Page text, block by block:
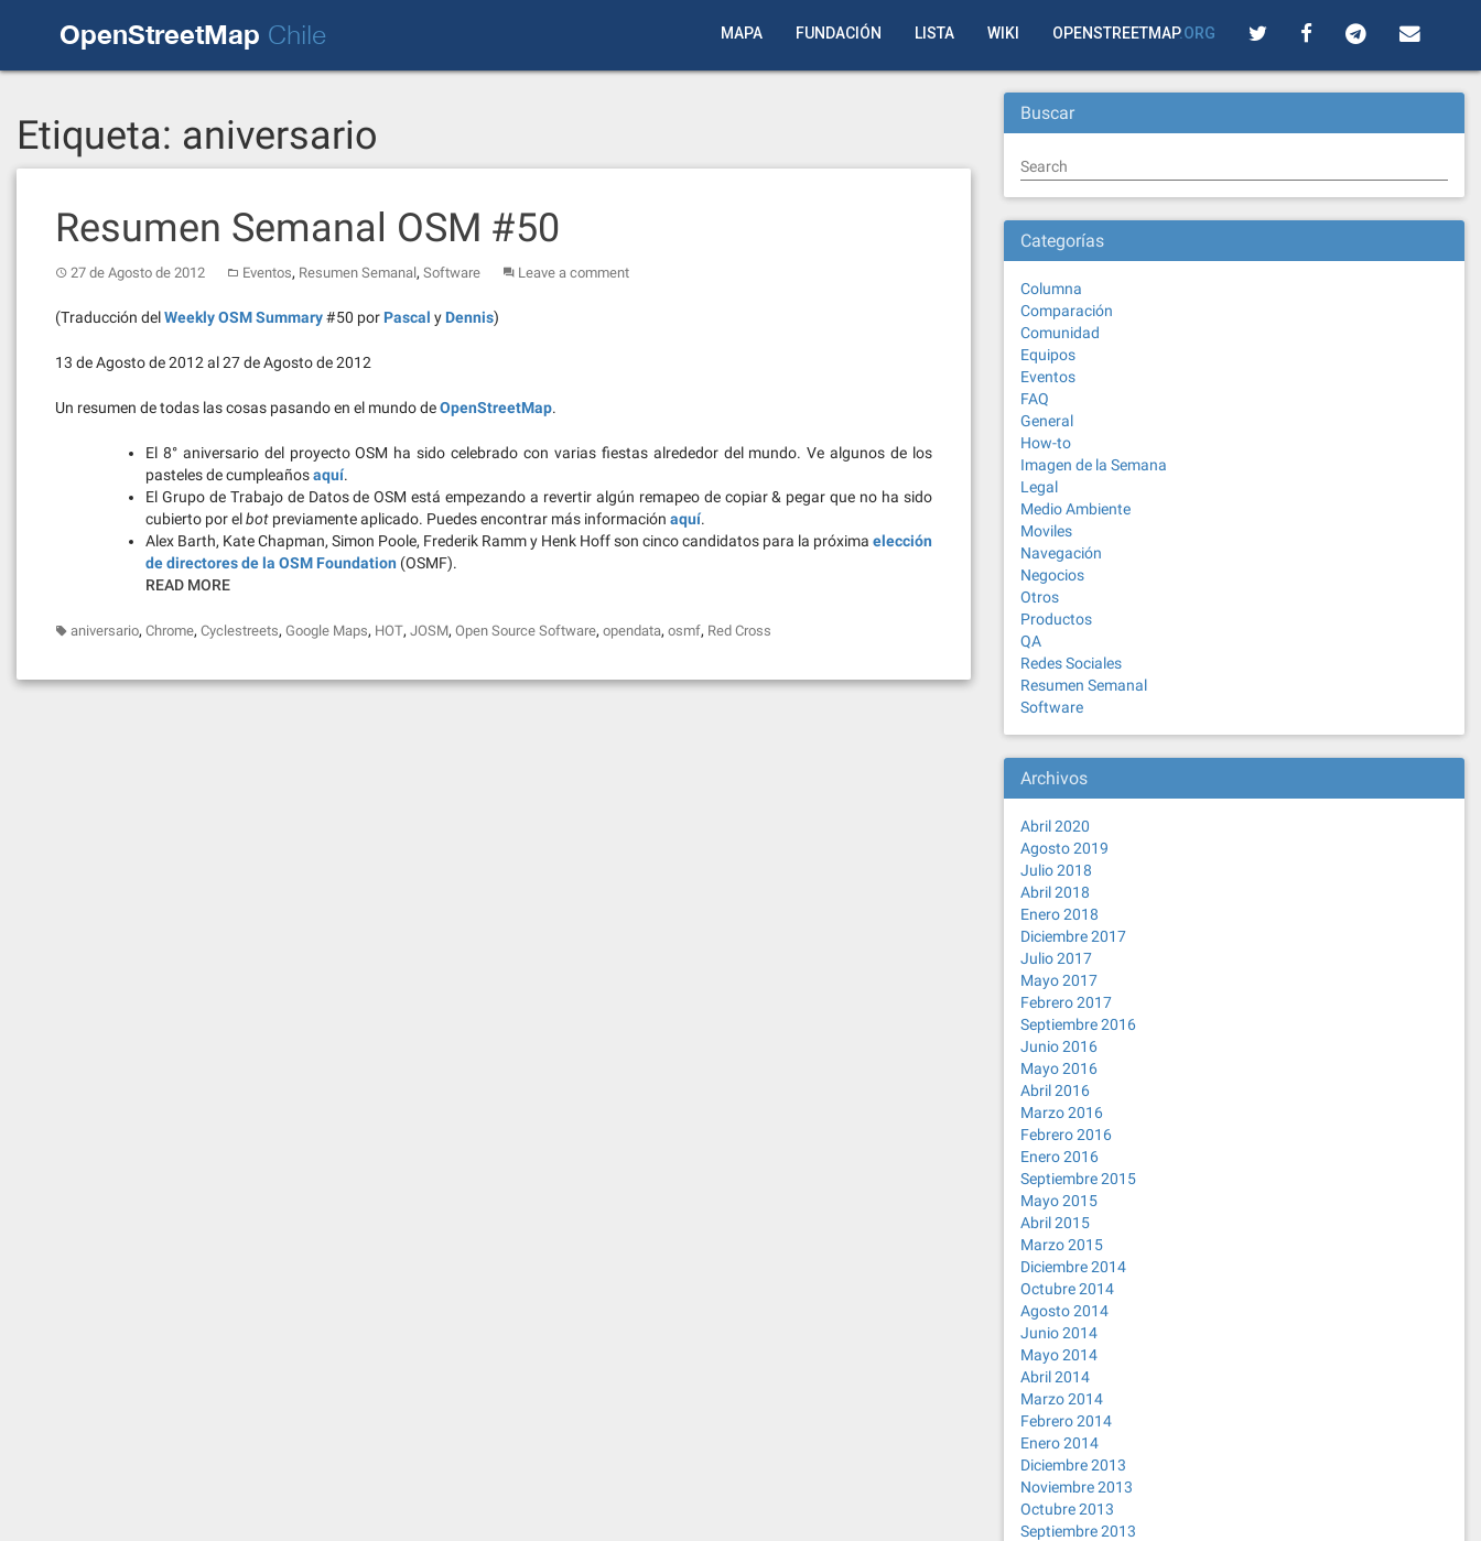
OpenStreetMap Chile MAPA FUNDACIÓN LISTA WIKI OPENSTREETMAP.ORG
Etiqueta: aniversario
Resumen Semanal OSM #50
27 de Agosto de 2012 Eventos, Resumen Semanal, Software Leave a comment
(Traducción delWeekly OSM Summary#50 por Pascal y Dennis)
13 de Agosto de 2012 al 27 de Agosto de 2012
Un resumen de todas las cosas pasando en el mundo deOpenStreetMap.
El 8° aniversario del proyecto OSM ha sido celebrado con varias fiestas alrededor del mundo. Ve algunos de los
pasteles de cumpleañosaquí.
El Grupo de Trabajo de Datos de OSM está empezando a revertir algún remapeo de copiar & pegar que no ha sido
cubierto por elbot previamente aplicado. Puedes encontrar más información aquí.
Alex Barth, Kate Chapman, Simon Poole, Frederik Ramm y Henk Hoff son cinco candidatos para la próxima elección
de directores de la OSM Foundation (OSMF).
READ MORE
aniversario, Chrome, Cyclestreets, Google Maps, HOT, JOSM, Open Source Software, opendata, osmf, Red Cross
Buscar
Search
Categorías
Columna
Comparación
Comunidad
Equipos
Eventos
FAQ
General
How-to
Imagen de la Semana
Legal
Medio Ambiente
Moviles
Navegación
Negocios
Otros
Productos
QA
Redes Sociales
Resumen Semanal
Software
Archivos
Abril 2020
Agosto 2019
Julio 2018
Abril 2018
Enero 2018
Diciembre 2017
Julio 2017
Mayo 2017
Febrero 2017
Septiembre 2016
Junio 2016
Mayo 2016
Abril 2016
Marzo 2016
Febrero 2016
Enero 2016
Septiembre 2015
Mayo 2015
Abril 2015
Marzo 2015
Diciembre 2014
Octubre 2014
Agosto 2014
Junio 2014
Mayo 2014
Abril 2014
Marzo 2014
Febrero 2014
Enero 2014
Diciembre 2013
Noviembre 2013
Octubre 2013
Septiembre 2013